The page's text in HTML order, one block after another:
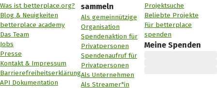
Was ist betterplace.org?
Blog & Neuigkeiten
betterplace academy
Das Team
Jobs
Presse
Kontakt & Impressum
Barrierefreiheitserklärung
API Dokumentation
sammeln
Als gemeinnützige
Organisation
Spendenaktion für
Privatpersonen
Spendenaufruf für
Privatpersonen
Als Unternehmen
Als Streamer*in
Projektsuche
Beliebte Projekte
Für betterplace
spenden
Meine Spenden